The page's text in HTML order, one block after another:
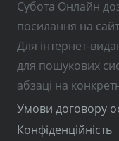
Субота Онлайн
посилання на
Для інтернет-
для пошукових
абзаці на
Умови договору
Конфіденційність